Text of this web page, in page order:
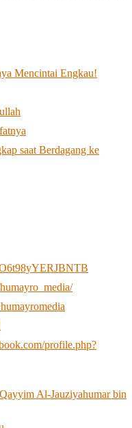
Mencintai Engkau!
saat Berdagang ke
profile.php?
Al-Jauziyahumar bin